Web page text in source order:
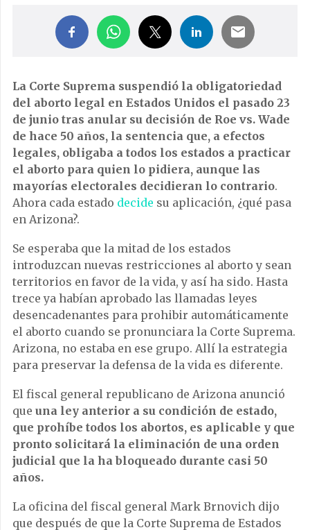
La Corte Suprema suspendió la obligatoriedad
del aborto legal en Estados Unidos el pasado 23
de junio tras anular su decisión de Roe vs. Wade
de hace 50 años, la sentencia que, a efectos
legales, obligaba a todos los estados a practicar
el aborto para quien lo pidiera, aunque las
mayorías electorales decidieran lo contrario.
Ahora cada estado decide su aplicación, ¿qué pasa
en Arizona?.
Se esperaba que la mitad de los estados
introduzcan nuevas restricciones al aborto y sean
territorios en favor de la vida, y así ha sido. Hasta
trece ya habían aprobado las llamadas leyes
desencadenantes para prohibir automáticamente
el aborto cuando se pronunciara la Corte Suprema.
Arizona, no estaba en ese grupo. Allí la estrategia
para preservar la defensa de la vida es diferente.
El fiscal general republicano de Arizona anunció
que una ley anterior a su condición de estado,
que prohíbe todos los abortos, es aplicable y que
pronto solicitará la eliminación de una orden
judicial que la ha bloqueado durante casi 50
años.
La oficina del fiscal general Mark Brnovich dijo
que después de que la Corte Suprema de Estados